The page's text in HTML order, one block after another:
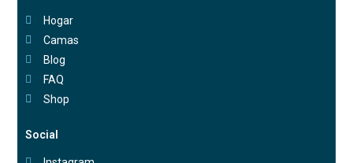
Hogar
Camas
Blog
FAQ
Shop
Social